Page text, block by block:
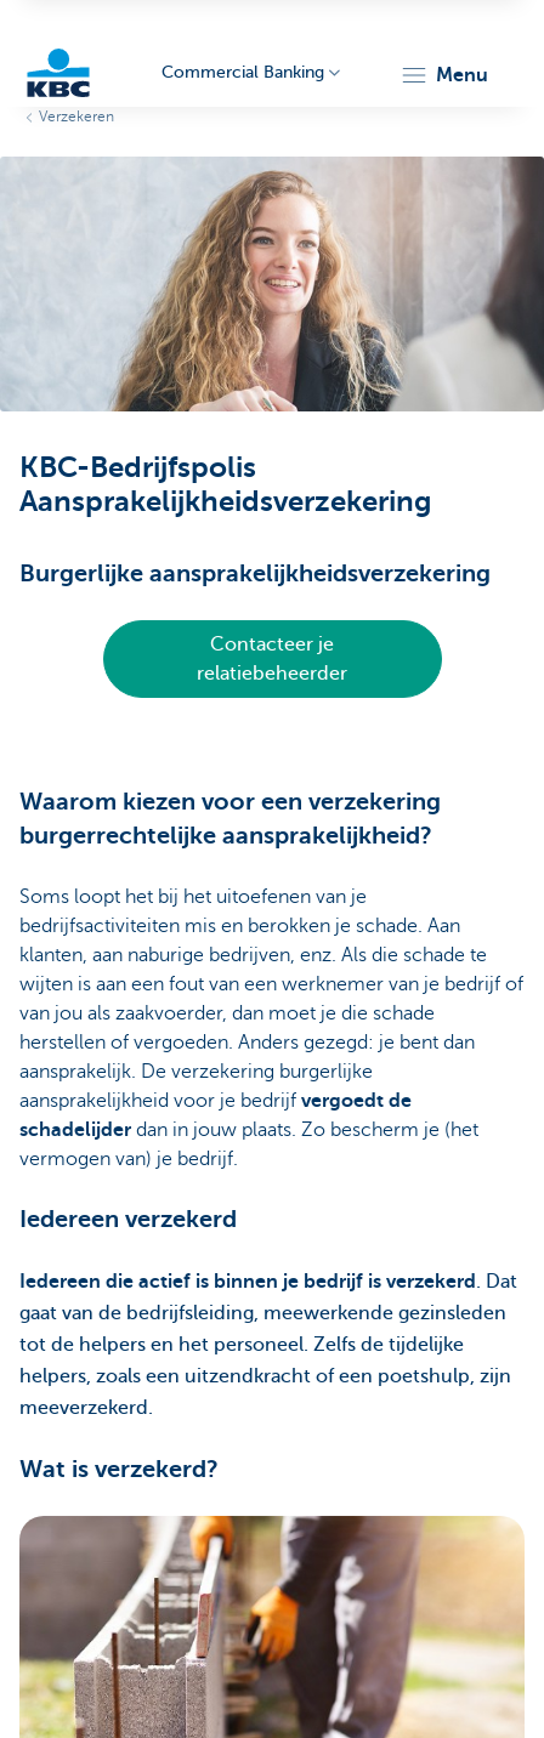
Commercial Banking menu
Verzekeren
KBC-Bedrijfspolis
Aansprakelijkheidsverzekering
Burgerlijke aansprakelijkheidsverzekering
Contacteer je
relatiebeheerder
Waarom kiezen voor een verzekering
burgerrechtelijke aansprakelijkheid?
Soms loopt het bij het uitoefenen van je
bedrijfsactiviteiten mis en berokken je schade. Aan
klanten, aan naburige bedrijven, enz. Als die schade te
wijten is aan een fout van een werknemer van je bedrijf of
van jou als zaakvoerder, dan moet je die schade
herstellen of vergoeden. Anders gezegd: je bent dan
aansprakelijk. De verzekering burgerlijke
aansprakelijkheid voor je bedrijf vergoedt de
schadelijder dan in jouw plaats. Zo bescherm je (het
vermogen van) je bedrijf.
Iedereen verzekerd
Iedereen die actief is binnen je bedrijf is verzekerd . Dat
gaat van de bedrijfsleiding, meewerkende gezinsleden
tot de helpers en het personeel. Zelfs de tijdelijke
helpers, zoals een uitzendkracht of een poetshulp, zijn
meeverzekerd.
Wat is verzekerd?